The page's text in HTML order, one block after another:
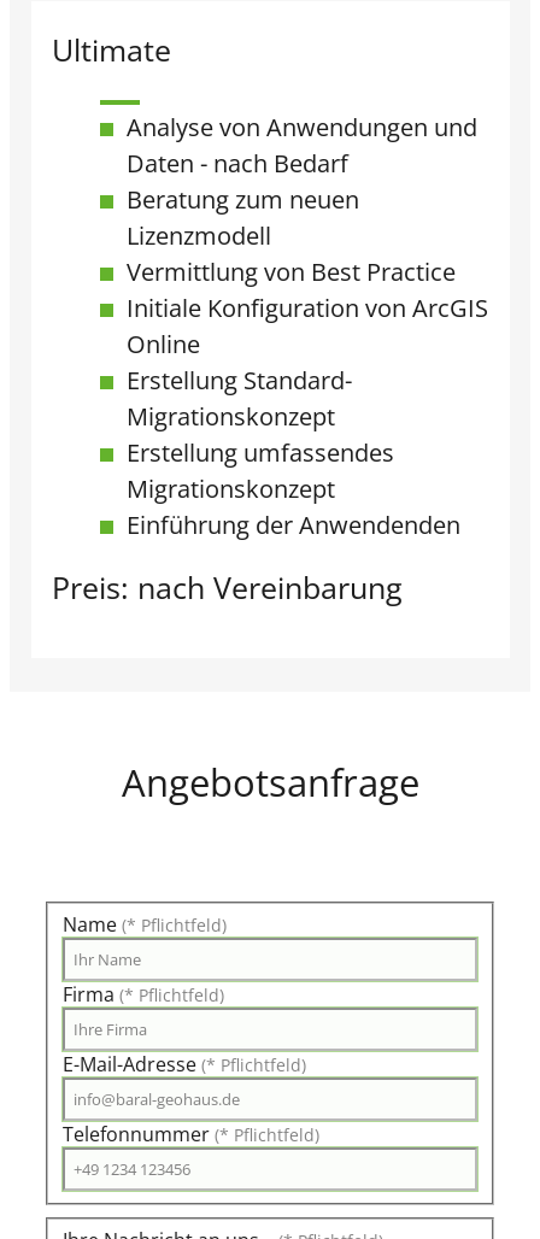
Ultimate
Analyse von Anwendungen und
Daten - nach Bedarf
Beratung zum neuen
Lizenzmodell​
Vermittlung von Best Practice​
Initiale Konfiguration von ArcGIS
Online
Erstellung Standard-
Migrationskonzept​
Erstellung umfassendes
Migrationskonzept​
Einführung der Anwendenden​
Preis: nach Vereinbarung
Angebotsanfrage
Name (* Pflichtfeld)
Firma (* Pflichtfeld)
E-Mail-Adresse (* Pflichtfeld)
Telefonnummer (* Pflichtfeld)